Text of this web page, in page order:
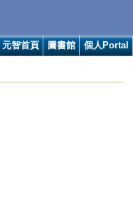
元智首頁 圖書館 個人Portal